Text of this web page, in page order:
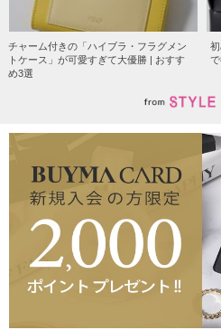
チャーム付きの「ハイブラ・フラグメン
トケース」が可愛すぎて大優勝 | おすす
め3選